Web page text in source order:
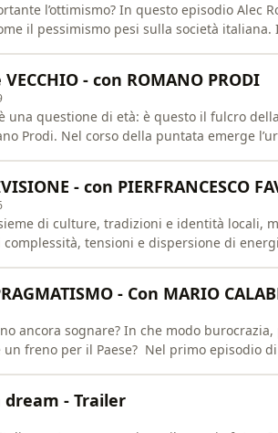
l’ottimismo? In questo episodio Alec
il pessimismo pesi sulla società
VECCHIO - con ROMANO PRODI
una questione di età: è questo il fulcro
Prodi. Nel corso della puntata emerge
- con PIERFRANCESCO
di culture, tradizioni e identità locali,
tensioni e dispersione di
- Con MARIO
ancora sognare? In che modo
freno per il Paese? Nel primo episodio
- Trailer